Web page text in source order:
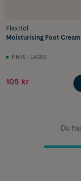
Flexitol
Moisturising Foot
FINNS I LAGER
105 kr
Du